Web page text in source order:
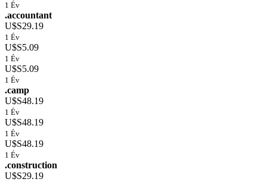
1 Év
.accountant
U$S29.19
1 Év
U$S5.09
1 Év
U$S5.09
1 Év
.camp
U$S48.19
1 Év
U$S48.19
1 Év
U$S48.19
1 Év
.construction
U$S29.19